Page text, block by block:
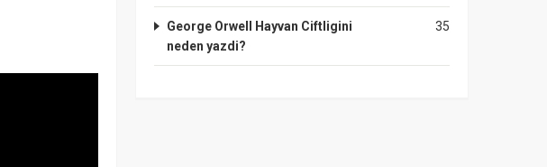
35
George Orwell Hayvan Ciftligini
neden yazdi?